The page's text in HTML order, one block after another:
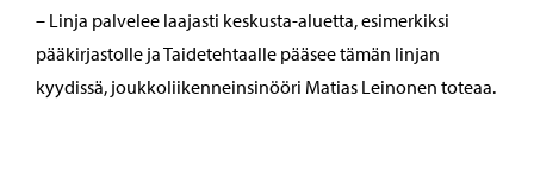
– Linja palvelee laajasti keskusta-aluetta, esimerkiksi
pääkirjastolle ja Taidetehtaalle pääsee tämän linjan
kyydissä, joukkoliikenneinsinööri Matias Leinonen toteaa.